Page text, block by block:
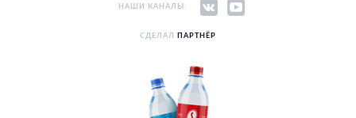
НАШИ КАНАЛЫ:
СДЕЛАЛ ПАРТНЁР